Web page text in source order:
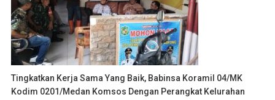
Tingkatkan Kerja Sama Yang Baik, Babinsa Koramil 04/MK
Kodim 0201/Medan Komsos Dengan Perangkat Kelurahan